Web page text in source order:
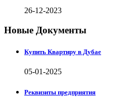
26-12-2023
Новые Документы
Купить Квартиру в Дубае
05-01-2025
Реквизиты предприятия